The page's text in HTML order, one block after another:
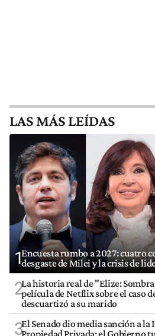
LAS MÁS LEÍDAS
1Encuesta rumbo a 2027: cuatro
desgaste de Milei y la crisis de
2La historia real de "Elize:
película de Netflix sobre el caso
descuartizó a su marido
3El Senado dio media sanción a
Propiedad Privada: el Gobierno